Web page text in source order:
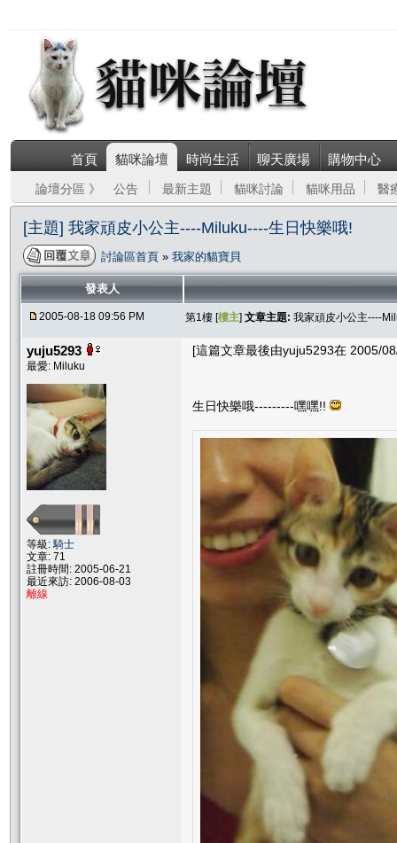
首頁 貓咪論壇 時尚生活 聊天廣場 購物中心
論壇分區 》 公告 最新主題 貓咪討論 貓咪用品 醫
[主題] 我家頑皮小公主----Miluku----生日快樂哦!
討論區首頁 » 我家的貓寶貝
發表人
2005-08-18 09:56 PM 第1樓 [樓主] 文章主題: 我家頑皮小公主----
yuju5293
最愛: Miluku
等級:騎士
文章: 71
註冊時間: 2005-06-21
最近來訪: 2006-08-03
離線
[這篇文章最後由yuju5293在 2005/
生日快樂哦---------嘿嘿!!